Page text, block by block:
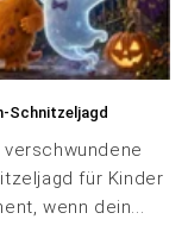
Schnitzeljagd
für Kinder
wenn dein...